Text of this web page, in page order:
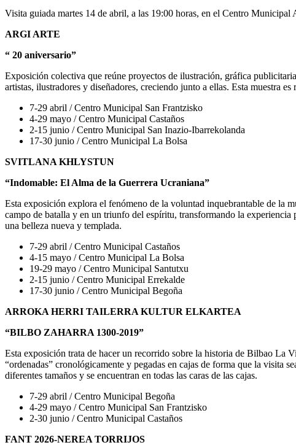
Visita guiada martes 14 de abril, a las 19:00 horas, en el Centro Municipal
ARGI ARTE
“ 20 aniversario”
Exposición colectiva que reúne proyectos de ilustración, gráfica
artistas, ilustradores y diseñadores, creciendo junto a ellas. Esta muestra
7-29 abril / Centro Municipal San Frantzisko
4-29 mayo / Centro Municipal Castaños
2-15 junio / Centro Municipal San Inazio-Ibarrekolanda
17-30 junio / Centro Municipal La Bolsa
SVITLANA KHLYSTUN
“Indomable: El Alma de la Guerrera Ucraniana”
Esta exposición explora el fenómeno de la voluntad inquebrantable de la
campo de batalla y en un triunfo del espíritu, transformando la
una belleza nueva y templada.
7-29 abril / Centro Municipal Castaños
4-15 mayo / Centro Municipal La Bolsa
19-29 mayo / Centro Municipal Santutxu
2-15 junio / Centro Municipal Errekalde
17-30 junio / Centro Municipal Begoña
ARROKA HERRI TAILERRA KULTUR ELKARTEA
“BILBO ZAHARRA 1300-2019”
Esta exposición trata de hacer un recorrido sobre la historia de Bilbao La
“ordenadas” cronológicamente y pegadas en cajas de forma que la visita
diferentes tamaños y se encuentran en todas las caras de las cajas.
7-29 abril / Centro Municipal Begoña
4-29 mayo / Centro Municipal San Frantzisko
2-30 junio / Centro Municipal Castaños
FANT 2026-NEREA TORRIJOS